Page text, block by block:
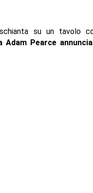
su un tavolo
Pearce